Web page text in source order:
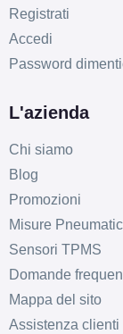
Registrati
Accedi
Password
L'azienda
Chi siamo
Blog
Promozioni
Misure
Sensori TPMS
Domande
Mappa del sito
Assistenza clienti